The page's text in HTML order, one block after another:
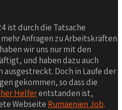
ist durch die Tatsache
Anfragen zu Arbeitskräften
wir uns nur mit den
und haben dazu auch
ausgestreckt. Doch in Laufe der
gekommen, so dass die
Helferentstanden ist,
Webseite Rumaenien Job.